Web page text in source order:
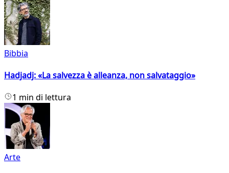
Bibbia
Hadjadj: «La salvezza è alleanza, non salvataggio»
1 min di lettura
Arte